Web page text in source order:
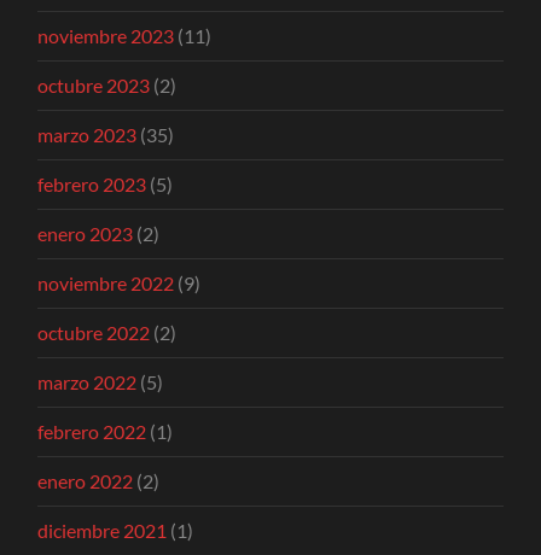
noviembre 2023 (11)
octubre 2023 (2)
marzo 2023 (35)
febrero 2023 (5)
enero 2023 (2)
noviembre 2022 (9)
octubre 2022 (2)
marzo 2022 (5)
febrero 2022 (1)
enero 2022 (2)
diciembre 2021 (1)